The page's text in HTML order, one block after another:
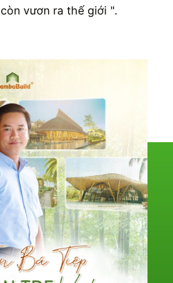
vươn ra thế giới ".